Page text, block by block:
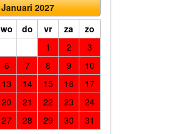
Januari 2027
wo do vr za
zo
1
2
3
6 7 8 9
10
13 14 15 16
17
20 21 22 23
24
27 28 29 30 31